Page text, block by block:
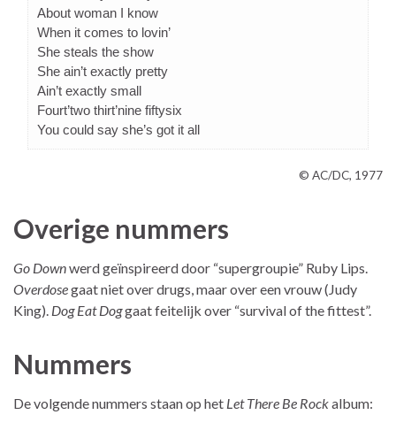
About woman I know
When it comes to lovin’
She steals the show
She ain’t exactly pretty
Ain’t exactly small
Fourt’two thirt’nine fiftysix
You could say she’s got it all
© AC/DC, 1977
Overige nummers
Go Downwerd geïnspireerd door “supergroupie” Ruby Lips.
Overdosegaat niet over drugs, maar over een vrouw (Judy
King). Dog Eat Doggaat feitelijk over “survival of the fittest”.
Nummers
De volgende nummers staan op het Let There Be Rockalbum: